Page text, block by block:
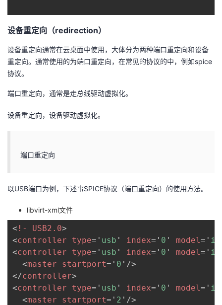
设备重定向（redirection）
设备重定向通常在云桌面中使用，大体分为两种端口重定向和设备
重定向。通常使用的为端口重定向，在常见的协议的中，例如spice
协议。
端口重定向，通常是走总线驱动虚拟化。
设备重定向，设备驱动虚拟化。
端口重定向
以USB端口为例，下述事SPICE协议（端口重定向）的使用方法。
libvirt-xml文件
< !- USB2.0>
<controller type= ' usb ' index= ' 0 ' model= '
<controller type= ' usb ' index= ' 0 ' model= '
<master startport= ' 0 ' />
</controller>
<controller type= ' usb ' index= ' 0 ' model= '
<master startport= ' 2 ' />